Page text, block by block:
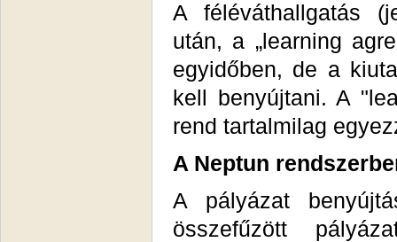
A féléváthallgatás
után, a „learning
egyidőben, de a
kell benyújtani. A
rend tartalmilag
A Neptun
A pályázat
összefűzött